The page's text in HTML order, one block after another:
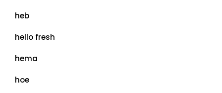
heb
hello fresh
hema
hoe